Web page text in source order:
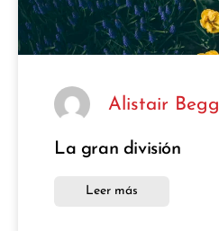
Alistair Begg
La gran división
Leer más